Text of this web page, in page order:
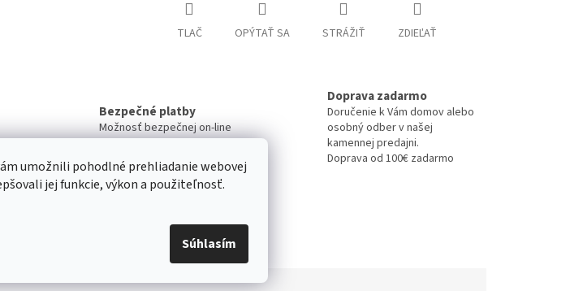
umožnili pohodlné prehliadanie webovej
jej funkcie, výkon a použiteľnosť.
Súhlasím
TLAČ OPÝTAŤ SA STRÁŽIŤ ZDIEĽAŤ
Bezpečné platby
Možnosť bezpečnej on-line
Platby
Doprava zadarmo
Doručenie k Vám domov alebo
osobný odber v našej
kamennej predajni.
Doprava od 100€ zadarmo
servis
....